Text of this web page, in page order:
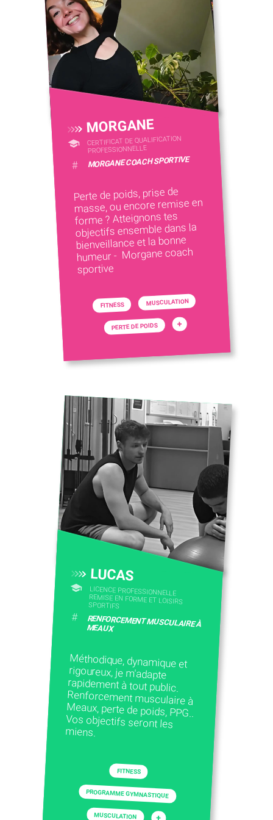
MORGANE
CERTIFICAT DE QUALIFICATION
PROFESSIONNELLE
# MORGANE COACH SPORTIVE
Perte de poids, prise de
masse, ou encore remise en
forme ? Atteignons tes
objectifs ensemble dans la
bienveillance et la bonne
humeur - Morgane coach
sportive
FITNESS MUSCULATION
PERTE DE POIDS +
LUCAS
LICENCE PROFESSIONNELLE
REMISE EN FORME ET LOISIRS
SPORTIFS
# RENFORCEMENT MUSCULAIRE À
MEAUX
Méthodique, dynamique et
rigoureux, je m'adapte
rapidement à tout public.
Renforcement musculaire à
Meaux, perte de poids, PPG..
Vos objectifs seront les
miens.
FITNESS
PROGRAMME GYMNASTIQUE
MUSCULATION +